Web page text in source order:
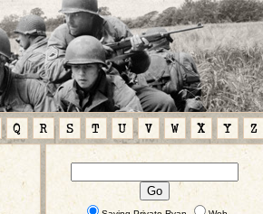
Q R S T U V W X Y Z